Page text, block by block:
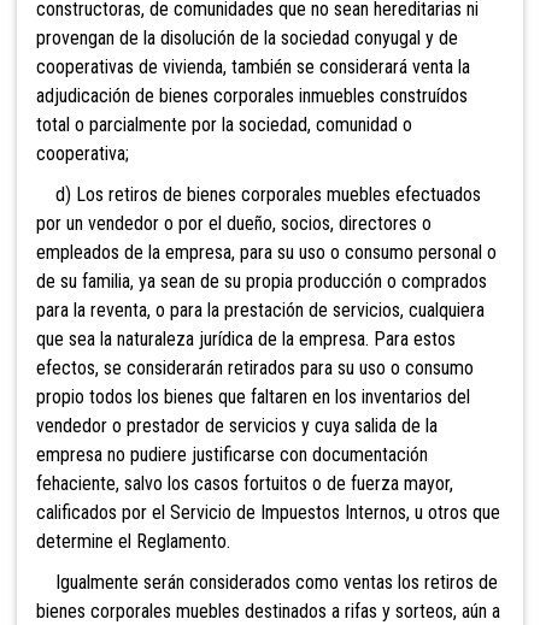
constructoras, de comunidades que no sean hereditarias ni
provengan de la disolución de la sociedad conyugal y de
cooperativas de vivienda, también se considerará venta la
adjudicación de bienes corporales inmuebles construídos
total o parcialmente por la sociedad, comunidad o
cooperativa;
d) Los retiros de bienes corporales muebles efectuados
por un vendedor o por el dueño, socios, directores o
empleados de la empresa, para su uso o consumo personal o
de su familia, ya sean de su propia producción o comprados
para la reventa, o para la prestación de servicios, cualquiera
que sea la naturaleza jurídica de la empresa. Para estos
efectos, se considerarán retirados para su uso o consumo
propio todos los bienes que faltaren en los inventarios del
vendedor o prestador de servicios y cuya salida de la
empresa no pudiere justificarse con documentación
fehaciente, salvo los casos fortuitos o de fuerza mayor,
calificados por el Servicio de Impuestos Internos, u otros que
determine el Reglamento.
Igualmente serán considerados como ventas los retiros de
bienes corporales muebles destinados a rifas y sorteos, aún a